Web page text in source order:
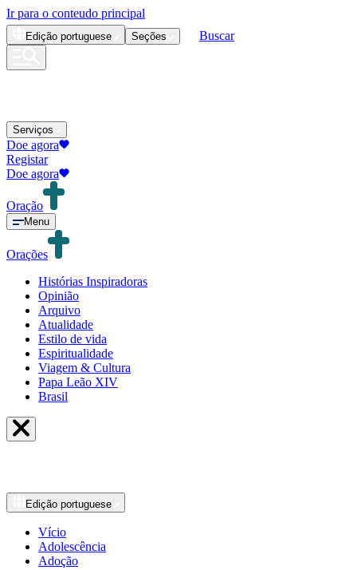
Ir para o conteudo principal
Edição portuguese Seções Buscar
Serviços
Doe agora
Registar
Doe agora
Oração
Menu
Orações
Histórias Inspiradoras
Opinião
Arquivo
Atualidade
Estilo de vida
Espiritualidade
Viagem & Cultura
Papa Leão XIV
Brasil
Edição portuguese
Vício
Adolescência
Adoção